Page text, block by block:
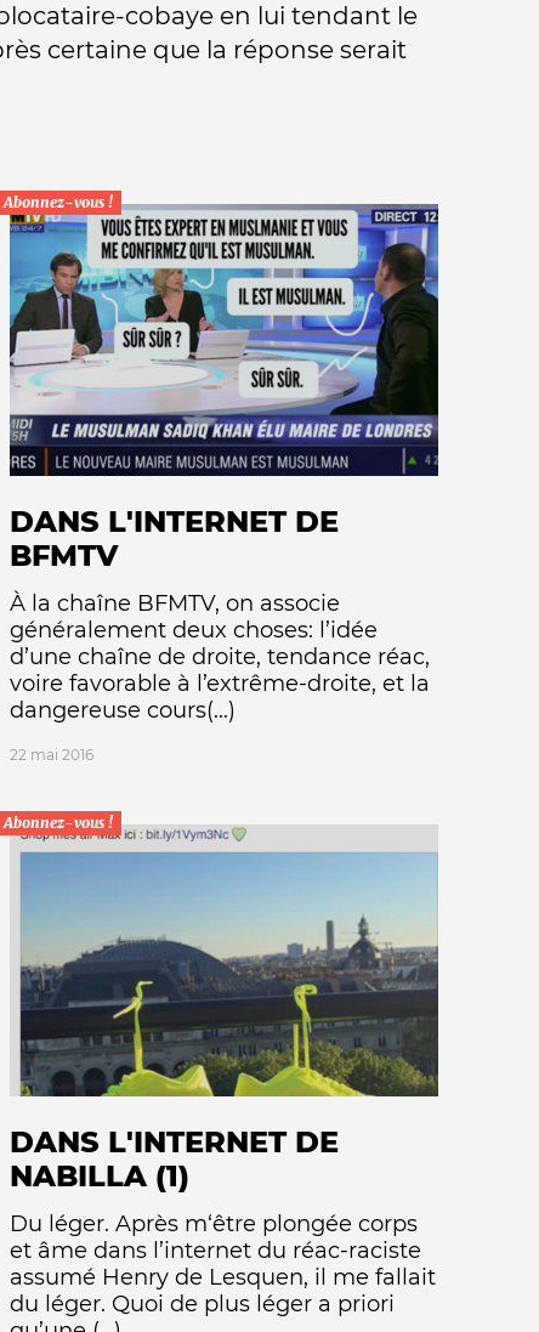
cobaye en lui tendant le
certaine que la réponse serait
Abonnez-vous !
DANS L'INTERNET DE
BFMTV
À la chaîne BFMTV, on associe
généralement deux choses: l’idée
d’une chaîne de droite, tendance réac,
voire favorable à l’extrême-droite, et la
dangereuse cours(...)
22 mai 2016
Abonnez-vous !
DANS L'INTERNET DE
NABILLA (1)
Du léger. Après m‘être plongée corps
et âme dans l’internet du réac-raciste
assumé Henry de Lesquen, il me fallait
du léger. Quoi de plus léger a priori